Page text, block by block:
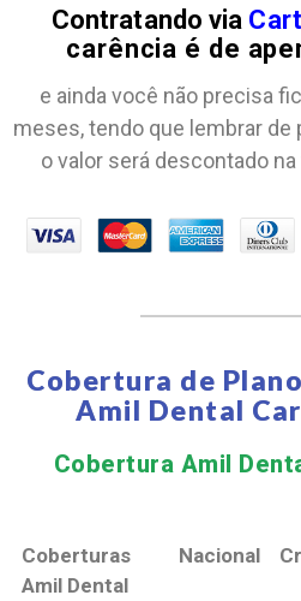
Contratando via
carência é de
e ainda você não precisa
meses, tendo que lembrar de
o valor será descontado
Cobertura de
Amil Dental
Cobertura Amil
Coberturas
Amil Dental
Nacional